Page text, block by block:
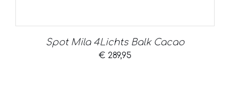
Spot Mila 4Lichts Balk Cacao
€ 289,95